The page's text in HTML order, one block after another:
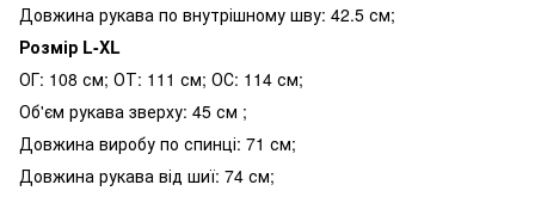
Довжина рукава по внутрішному шву: 42.5 см;
Розмір L-XL
ОГ: 108 см; ОТ: 111 см; ОС: 114 см;
Об'єм рукава зверху: 45 см ;
Довжина виробу по спинці: 71 см;
Довжина рукава від шиї: 74 см;